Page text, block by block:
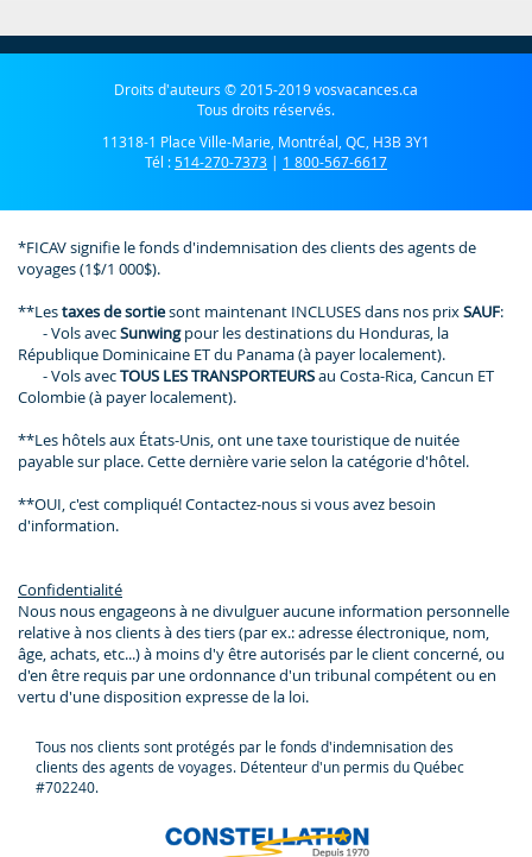
Droits d'auteurs © 2015-2019 vosvacances.ca
Tous droits réservés.
11318-1 Place Ville-Marie, Montréal, QC, H3B 3Y1
Tél :514-270-7373 | 1 800-567-6617
*FICAV signifie le fonds d'indemnisation des clients des agents de
voyages (1$/1 000$).
**Lestaxes de sortiesont maintenant INCLUSES dans nos prixSAUF:
- Vols avecSunwingpour les destinations du Honduras, la
République Dominicaine ET du Panama (à payer localement).
- Vols avecTOUS LES TRANSPORTEURSau Costa-Rica, Cancun ET
Colombie (à payer localement).
**Les hôtels aux États-Unis, ont une taxe touristique de nuitée
payable sur place. Cette dernière varie selon la catégorie d'hôtel.
**OUI, c'est compliqué! Contactez-nous si vous avez besoin
d'information.
Confidentialité
Nous nous engageons à ne divulguer aucune information personnelle
relative à nos clients à des tiers (par ex.: adresse électronique, nom,
âge, achats, etc...) à moins d'y être autorisés par le client concerné, ou
d'en être requis par une ordonnance d'un tribunal compétent ou en
vertu d'une disposition expresse de la loi.
Tous nos clients sont protégés par le fonds d'indemnisation des
clients des agents de voyages. Détenteur d'un permis du Québec
#702240.